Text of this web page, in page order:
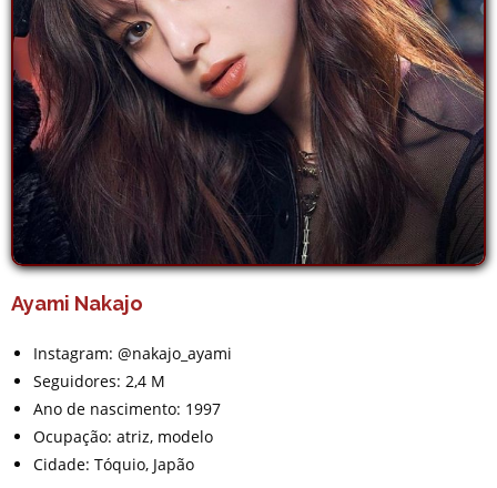
Ayami Nakajo
Instagram: @nakajo_ayami
Seguidores: 2,4 M
Ano de nascimento: 1997
Ocupação: atriz, modelo
Cidade: Tóquio, Japão